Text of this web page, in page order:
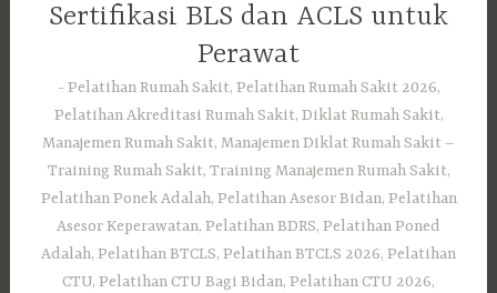
Sertifikasi BLS dan ACLS untuk
Perawat
Pelatihan Rumah Sakit, Pelatihan Rumah Sakit 2026,
Pelatihan Akreditasi Rumah Sakit, Diklat Rumah Sakit,
Manajemen Rumah Sakit, Manajemen Diklat Rumah Sakit –
Training Rumah Sakit, Training Manajemen Rumah Sakit,
Pelatihan Ponek Adalah, Pelatihan Asesor Bidan, Pelatihan
Asesor Keperawatan, Pelatihan BDRS, Pelatihan Poned
Adalah, Pelatihan BTCLS, Pelatihan BTCLS 2026, Pelatihan
CTU, Pelatihan CTU Bagi Bidan, Pelatihan CTU 2026,